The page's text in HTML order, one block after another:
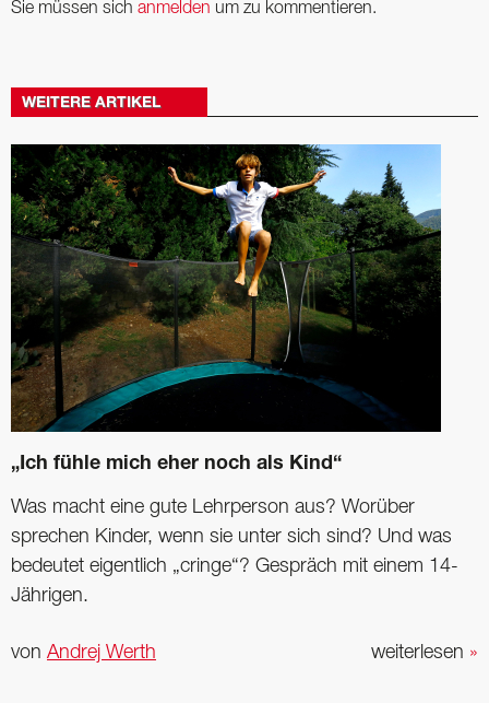
Sie müssen sich anmelden um zu kommentieren.
WEITERE ARTIKEL
„Ich fühle mich eher noch als Kind“
Was macht eine gute Lehrperson aus? Worüber
sprechen Kinder, wenn sie unter sich sind? Und was
bedeutet eigentlich „cringe“? Gespräch mit einem 14-
Jährigen.
weiterlesen »
von Andrej Werth